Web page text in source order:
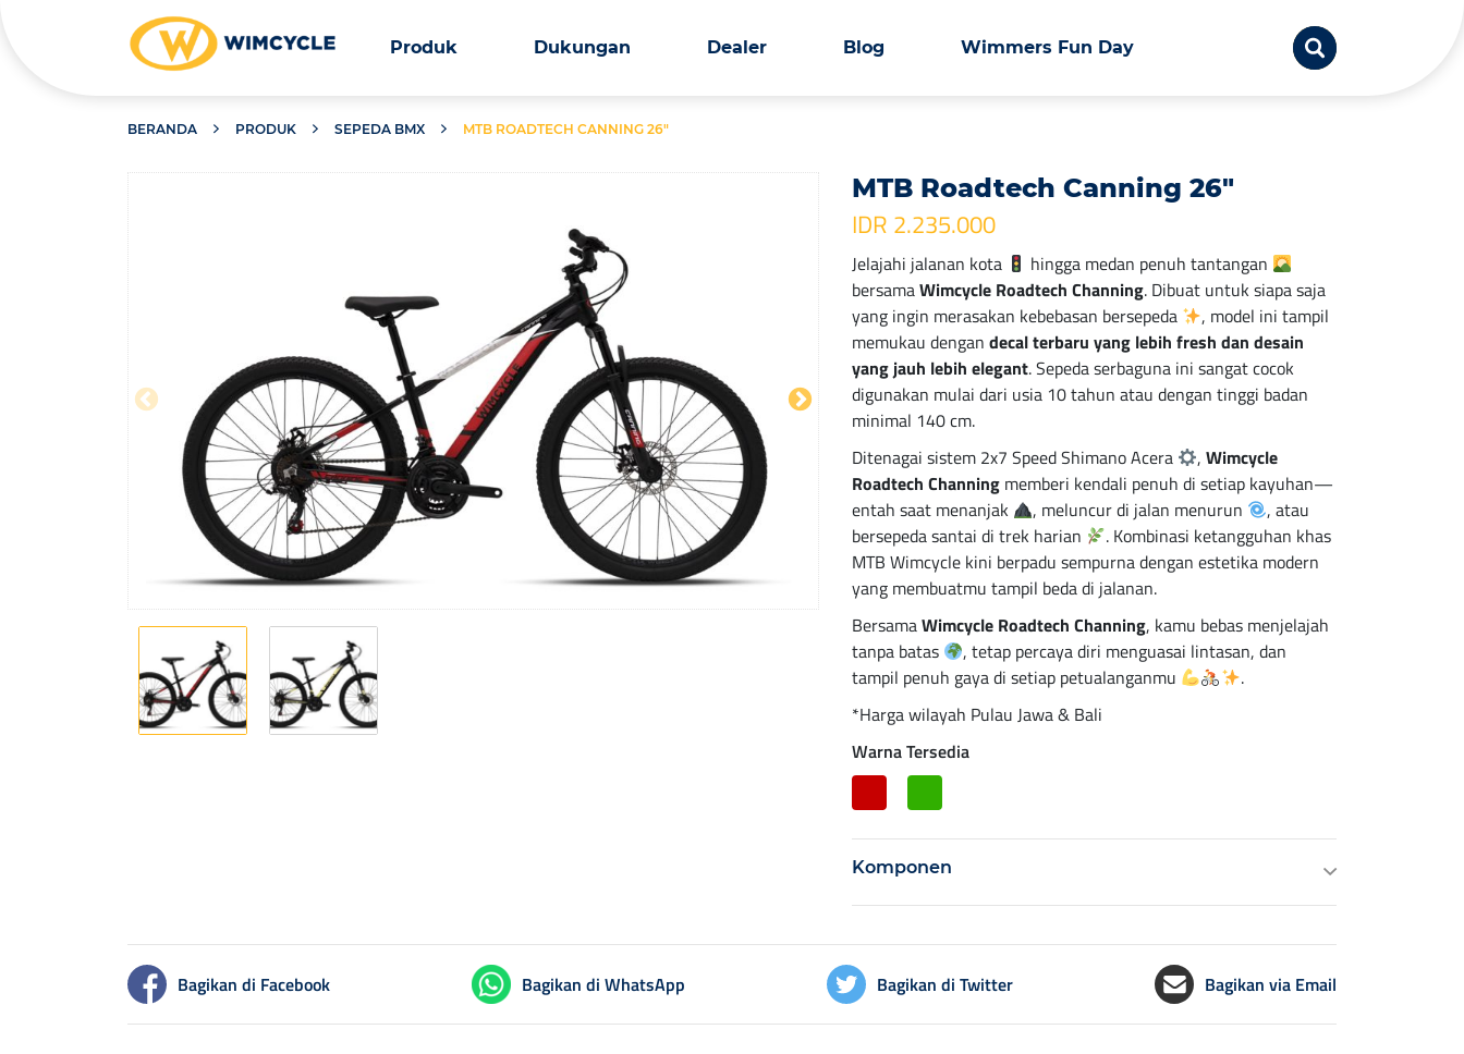
Produk Dukungan Dealer Blog Wimmers Fun Day
BERANDA PRODUK SEPEDA BMX MTB ROADTECH CANNING 26″
MTB Roadtech Canning 26″
IDR 2.235.000
Jelajahi jalanan kota
hingga medan penuh tantangan
bersamaWimcycle Roadtech Channing. Dibuat untuk siapa saja
yang ingin merasakan kebebasan bersepeda
, model ini tampil
memukau dengan decal terbaru yang lebih fresh dan desain
yang jauh lebih elegant. Sepeda serbaguna ini sangat cocok
digunakan mulai dari usia 10 tahun atau dengan tinggi badan
minimal 140 cm.
Ditenagai sistem 2x7 Speed Shimano Acera
,Wimcycle
Roadtech Channing memberi kendali penuh di setiap kayuhan—
entah saat menanjak
, meluncur di jalan menurun
, atau
bersepeda santai di trek harian
. Kombinasi ketangguhan khas
MTB Wimcycle kini berpadu sempurna dengan estetika modern
yang membuatmu tampil beda di jalanan.
BersamaWimcycle Roadtech Channing, kamu bebas menjelajah
tanpa batas
, tetap percaya diri menguasai lintasan, dan
tampil penuh gaya di setiap petualanganmu
.
*Harga wilayah Pulau Jawa & Bali
Warna Tersedia
Komponen
Bagikan di Facebook Bagikan di WhatsApp Bagikan di Twitter Bagikan via Email